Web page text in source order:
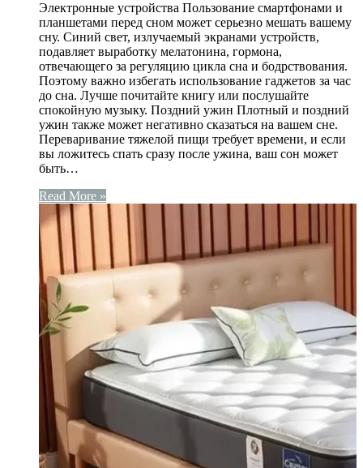
Электронные устройства Пользование смартфонами и
планшетами перед сном может серьезно мешать вашему
сну. Синий свет, излучаемый экранами устройств,
подавляет выработку мелатонина, гормона,
отвечающего за регуляцию цикла сна и бодрствования.
Поэтому важно избегать использование гаджетов за час
до сна. Лучше почитайте книгу или послушайте
спокойную музыку. Поздний ужин Плотный и поздний
ужин также может негативно сказаться на вашем сне.
Переваривание тяжелой пищи требует времени, и если
вы ложитесь спать сразу после ужина, ваш сон может
быть…
Read More »